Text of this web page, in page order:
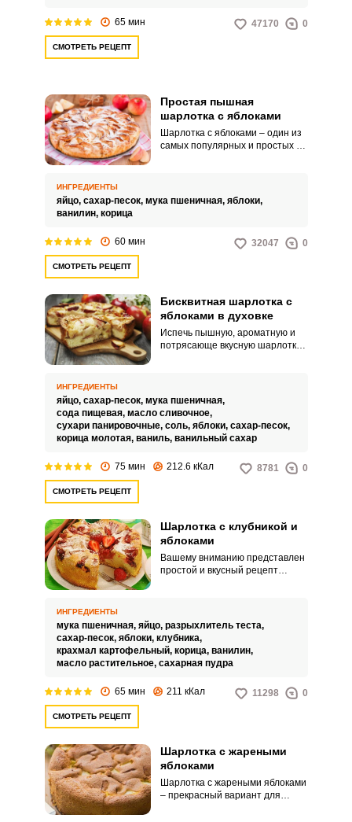
65 мин 47170 0
СМОТРЕТЬ РЕЦЕПТ
Простая пышная
шарлотка с яблоками
Шарлотка с яблоками – один из
самых популярных и простых в
рецептуру бисквита, и, конечно,
ИНГРЕДИЕНТЫ
яйцо, сахар-песок, мука пшеничная, яблоки,
ванилин, корица
60 мин 32047 0
СМОТРЕТЬ РЕЦЕПТ
Бисквитная шарлотка с
яблоками в духовке
Испечь пышную, ароматную и
потрясающе вкусную шарлотку
«пять с плюсом», если
приготовят тесто для бисквита и
яблочную начинку с
соблюдением пошаговых
инструкций, глядя на фото.
ИНГРЕДИЕНТЫ
яйцо, сахар-песок, мука пшеничная,
сода пищевая, масло сливочное,
сухари панировочные, соль, яблоки, сахар-песок,
корица молотая, ваниль, ванильный сахар
75 мин 212.6 кКал 8781 0
СМОТРЕТЬ РЕЦЕПТ
Шарлотка с клубникой и
яблоками
Вашему вниманию представлен
простой и вкусный рецепт
ИНГРЕДИЕНТЫ
мука пшеничная, яйцо, разрыхлитель теста,
сахар-песок, яблоки, клубника,
крахмал картофельный, корица, ванилин,
масло растительное, сахарная пудра
65 мин 211 кКал 11298 0
СМОТРЕТЬ РЕЦЕПТ
Шарлотка с жареными
яблоками
Шарлотка с жареными яблоками
– прекрасный вариант для